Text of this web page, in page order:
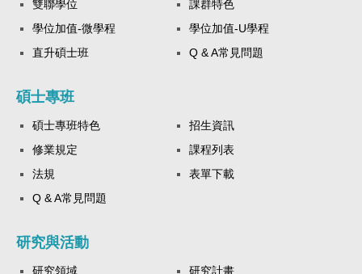
雙聯學位
課群特色
學位加值-微學程
學位加值-U學程
直升碩士班
Q & A常見問題
碩士專班
碩士專班特色
招生資訊
修業規定
課程列表
法規
表單下載
Q & A常見問題
研究與活動
研究領域
研究計畫